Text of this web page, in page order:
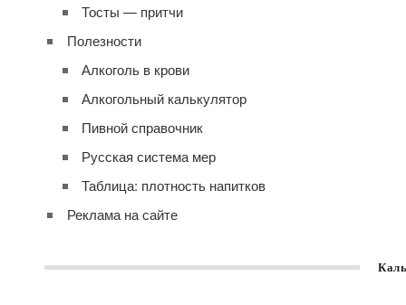
Тосты — притчи
Полезности
Алкоголь в крови
Алкогольный калькулятор
Пивной справочник
Русская система мер
Таблица: плотность напитков
Реклама на сайте